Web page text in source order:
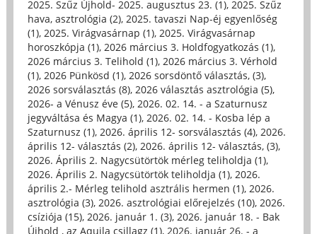
2025. Szűz Újhold- 2025. augusztus 23. (1), 2025. Szűz
hava, asztrológia (2), 2025. tavaszi Nap-éj egyenlőség
(1), 2025. Virágvasárnap (1), 2025. Virágvasárnap
horoszkópja (1), 2026 március 3. Holdfogyatkozás (1),
2026 március 3. Telihold (1), 2026 március 3. Vérhold
(1), 2026 Pünkösd (1), 2026 sorsdöntő választás, (3),
2026 sorsválasztás (8), 2026 választás asztrológia (5),
2026- a Vénusz éve (5), 2026. 02. 14. - a Szaturnusz
jegyváltása és Magya (1), 2026. 02. 14. - Kosba lép a
Szaturnusz (1), 2026. április 12- sorsválasztás (4), 2026.
április 12- választás (2), 2026. április 12- választás, (3),
2026. Április 2. Nagycsütörtök mérleg teliholdja (1),
2026. Április 2. Nagycsütörtök teliholdja (1), 2026.
április 2.- Mérleg telihold asztrális hermen (1), 2026.
asztrológia (3), 2026. asztrológiai előrejelzés (10), 2026.
csíziója (15), 2026. január 1. (3), 2026. január 18. - Bak
Újhold , az Aquila csillagz (1), 2026. január 26. - a